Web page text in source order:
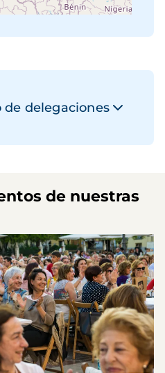
de delegaciones
de nuestras